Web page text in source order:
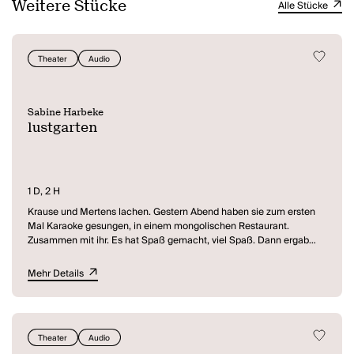
Weitere Stücke Alle Stücke
Theater Audio
Sabine Harbeke
lustgarten
1 D, 2 H
Krause und Mertens lachen. Gestern Abend haben sie zum ersten
Mal Karaoke gesungen, in einem mongolischen Restaurant.
Zusammen mit ihr. Es hat Spaß gemacht, viel Spaß. Dann ergab
Mertens schaut sich seine frisch geschnittenen Haare in der
milchigen Reflexion an. "sie wird nicht ersticken." Sie dachten,
gemeinsam sei die Situation gut auszuhalten.
mertens sie wollte es ausprobieren.
krause ja?
Mehr Details
Theater Audio